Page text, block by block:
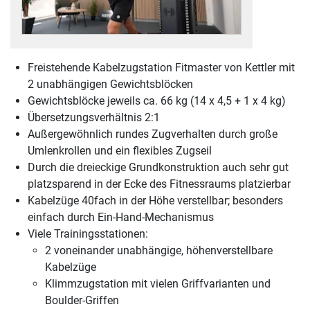
Freistehende Kabelzugstation Fitmaster von Kettler mit
2 unabhängigen Gewichtsblöcken
Gewichtsblöcke jeweils ca. 66 kg (14 x 4,5 + 1 x 4 kg)
Übersetzungsverhältnis 2:1
Außergewöhnlich rundes Zugverhalten durch große
Umlenkrollen und ein flexibles Zugseil
Durch die dreieckige Grundkonstruktion auch sehr gut
platzsparend in der Ecke des Fitnessraums platzierbar
Kabelzüge 40fach in der Höhe verstellbar; besonders
einfach durch Ein-Hand-Mechanismus
Viele Trainingsstationen:
2 voneinander unabhängige, höhenverstellbare
Kabelzüge
Klimmzugstation mit vielen Griffvarianten und
Boulder-Griffen